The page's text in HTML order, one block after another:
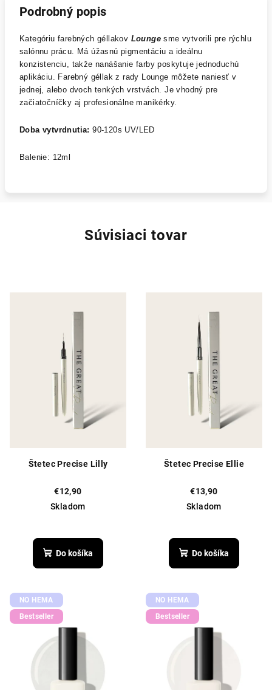
Podrobný popis
Kategóriu farebných géllakov Lounge sme vytvorili pre rýchlu
salónnu prácu. Má úžasnú pigmentáciu a ideálnu
konzistenciu, takže nanášanie farby poskytuje jednoduchú
aplikáciu. Farebný géllak z rady Lounge môžete naniesť v
jednej, alebo dvoch tenkých vrstvách. Je vhodný pre
začiatočníčky aj profesionálne manikérky.
Doba vytvrdnutia: 90-120s UV/LED
Balenie: 12ml
Súvisiaci tovar
Štetec Precise Lilly
€12,90
Skladom
Do košíka
Štetec Precise Ellie
€13,90
Skladom
hodnotenie
produktu
Do košíka
NO HEMA
Bestseller
NO HEMA
Bestseller